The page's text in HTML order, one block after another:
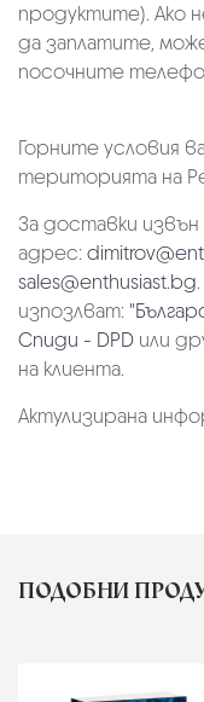
продуктите). Ако
да заплатите,
посочните
Горните условия
територията на
За доставки
адрес:
sales@enthusiast.bg
изпозлват:
Спиди - DPD или
на клиента.
Актулизирана
ПОДОБНИ